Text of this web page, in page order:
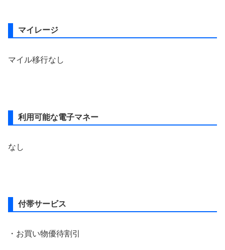
マイレージ
マイル移行なし
利用可能な電子マネー
なし
付帯サービス
・お買い物優待割引